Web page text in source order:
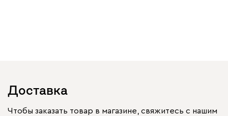
Доставка
Чтобы заказать товар в магазине, свяжитесь с нашим